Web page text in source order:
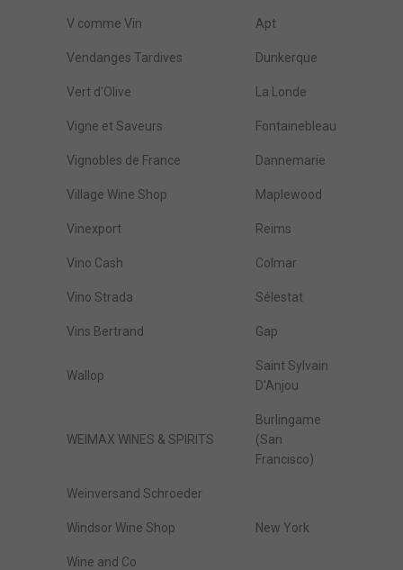
V comme Vin Apt
Vendanges Tardives Dunkerque
Vert d'Olive La Londe
Vigne et Saveurs Fontainebleau
Vignobles de France Dannemarie
Village Wine Shop Maplewood
Vinexport Reims
Vino Cash Colmar
Vino Strada Sélestat
Vins Bertrand Gap
Wallop
Saint Sylvain
D'Anjou
WEIMAX WINES & SPIRITS
Burlingame
(San
Francisco)
Weinversand Schroeder
Windsor Wine Shop New York
Wine and Co